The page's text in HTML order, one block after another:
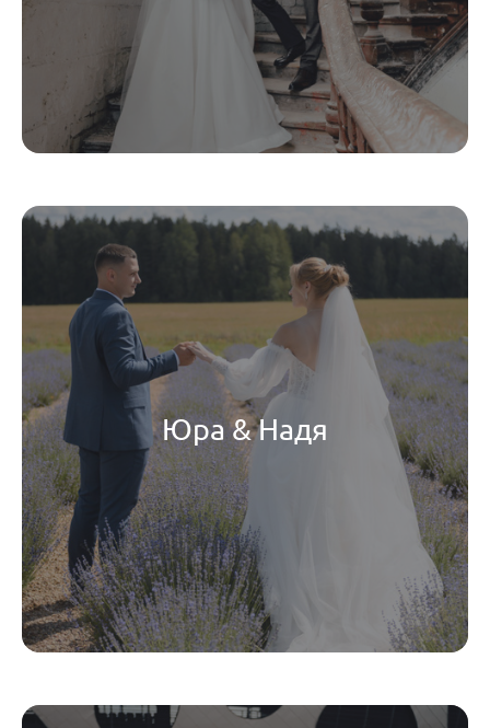
Юра & Надя